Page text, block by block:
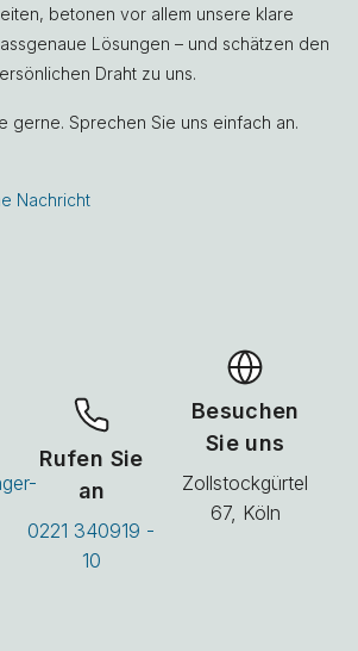
betonen vor allem unsere klare
Lösungen – und schätzen den
Draht zu uns.
gerne. Sprechen Sie uns einfach an.
Nachricht
Rufen Sie
an
0221 340919 -
10
Besuchen
Sie uns
Zollstockgürtel
67, Köln